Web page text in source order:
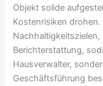
Objekt solide
Kostenrisiken
Berichterstattung,
Hausverwalter,
Geschäftsführung